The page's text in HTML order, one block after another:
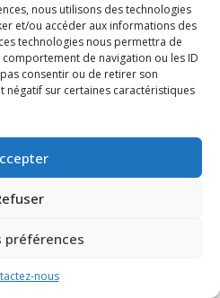
nous utilisons des technologies
et/ou accéder aux informations des
technologies nous permettra de
de navigation ou les ID
consentir ou de retirer son
négatif sur certaines caractéristiques
préférences
nous
légales